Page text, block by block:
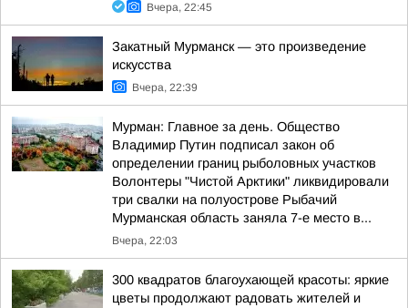
Вчера, 22:45
Закатный Мурманск — это произведение
искусства
Вчера, 22:39
Мурман: Главное за день. Общество
Владимир Путин подписал закон об
определении границ рыболовных участков
Волонтеры "Чистой Арктики" ликвидировали
три свалки на полуострове Рыбачий
Мурманская область заняла 7-е место в...
Вчера, 22:03
300 квадратов благоухающей красоты: яркие
цветы продолжают радовать жителей и